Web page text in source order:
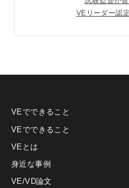
VEリーダー認
VEでできること
VEでできること
VEとは
身近な事例
VE/VD論文